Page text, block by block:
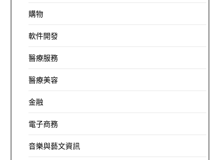
購物
軟件開發
醫療服務
醫療美容
金融
電子商務
音樂與藝文資訊